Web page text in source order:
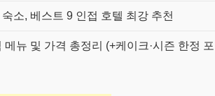
소, 베스트 9 인접 호텔 최강 추천
메뉴 및 가격 총정리 (+케이크·시즌 한정 포